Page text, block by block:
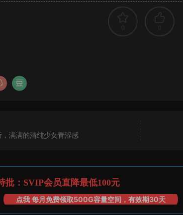
满满的清纯少女青涩感
批：SVIP会员直降最低100元
点我 每月免费领取500G容量空间，有效期30天